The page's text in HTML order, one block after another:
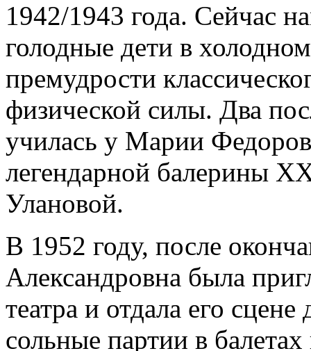
1942/1943 года. Сейчас
голодные дети в
премудрости
физической силы. Два
училась у Марии
легендарной балерины
Улановой.
В 1952 году, после
Александровна была
театра и отдала его
сольные партии в